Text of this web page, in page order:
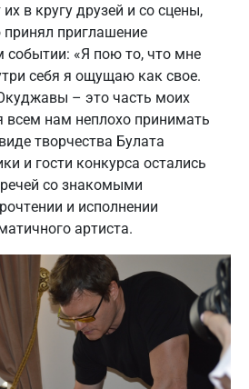
в кругу друзей и со сцены,
приглашение
событии: «Я пою то, что мне
себя я ощущаю как свое.
– это часть моих
всем нам неплохо принимать
творчества Булата
и гости конкурса остались
со знакомыми
и исполнении
артиста.